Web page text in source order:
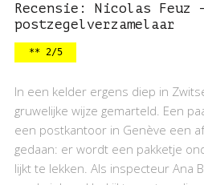
Recensie: Nicolas Feuz
postzegelverzamelaar
** 2/5
In een kelder ergens diep in
gruwelijke wijze gemarteld. Een
een postkantoor in Genève een
gedaan: er wordt een pakketje
lijkt te lekken. Als inspecteur Ana